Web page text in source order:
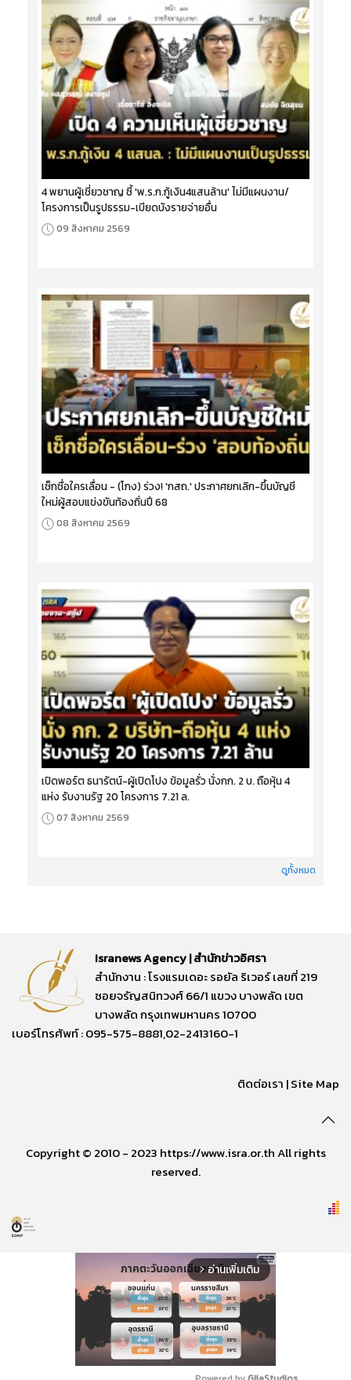
4 พยานผู้เชี่ยวชาญ ชี้ 'พ.ร.ก.กู้เงิน4แสนล้าน' ไม่มีแผนงาน/
โครงการเป็นรูปธรรม-เบียดบังรายจ่ายอื่น
09 สิงหาคม 2569
เช็กชื่อใครเลื่อน - (โกง) ร่วง! 'กสถ.' ประกาศยกเลิก-ขึ้นบัญชี
ใหม่ผู้สอบแข่งขันท้องถิ่นปี 68
08 สิงหาคม 2569
เปิดพอร์ต ธนารัตน์-ผู้เปิดโปง ข้อมูลรั่ว นั่งกก. 2 บ. ถือหุ้น 4
แห่ง รับงานรัฐ 20 โครงการ 7.21 ล.
07 สิงหาคม 2569
ดูทั้งหมด
Isranews Agency | สำนักข่าวอิศรา
สำนักงาน : โรงแรมเดอะ รอยัล ริเวอร์ เลขที่ 219
ซอยจรัญสนิทวงศ์ 66/1 แขวง บางพลัด เขต
บางพลัด กรุงเทพมหานคร 10700
เบอร์โทรศัพท์ : 095-575-8881,02-2413160-1
ติดต่อเรา |Site Map
Copyright © 2010 - 2023 https://www.isra.or.th All rights
reserved.
arrow_forward_ios อ่านเพิ่มเติม